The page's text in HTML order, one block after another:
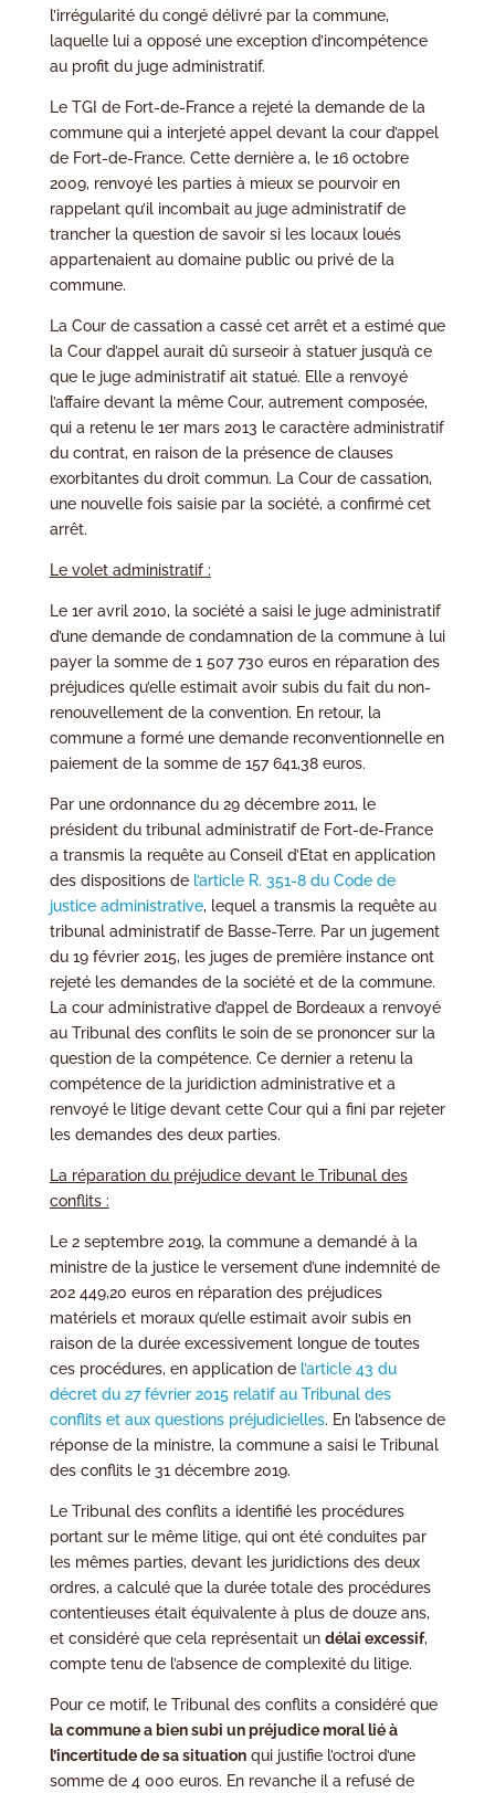
l’irrégularité du congé délivré par la commune,
laquelle lui a opposé une exception d’incompétence
au profit du juge administratif.
Le TGI de Fort-de-France a rejeté la demande de la
commune qui a interjeté appel devant la cour d’appel
de Fort-de-France. Cette dernière a, le 16 octobre
2009, renvoyé les parties à mieux se pourvoir en
rappelant qu’il incombait au juge administratif de
trancher la question de savoir si les locaux loués
appartenaient au domaine public ou privé de la
commune.
La Cour de cassation a cassé cet arrêt et a estimé que
la Cour d’appel aurait dû surseoir à statuer jusqu’à ce
que le juge administratif ait statué. Elle a renvoyé
l’affaire devant la même Cour, autrement composée,
qui a retenu le 1er mars 2013 le caractère administratif
du contrat, en raison de la présence de clauses
exorbitantes du droit commun. La Cour de cassation,
une nouvelle fois saisie par la société, a confirmé cet
arrêt.
Le volet administratif :
Le 1er avril 2010, la société a saisi le juge administratif
d’une demande de condamnation de la commune à lui
payer la somme de 1 507 730 euros en réparation des
préjudices qu’elle estimait avoir subis du fait du non-
renouvellement de la convention. En retour, la
commune a formé une demande reconventionnelle en
paiement de la somme de 157 641,38 euros.
Par une ordonnance du 29 décembre 2011, le
président du tribunal administratif de Fort-de-France
a transmis la requête au Conseil d’Etat en application
des dispositions del’article R. 351-8 du Code de
justice administrative, lequel a transmis la requête au
tribunal administratif de Basse-Terre. Par un jugement
du 19 février 2015, les juges de première instance ont
rejeté les demandes de la société et de la commune.
La cour administrative d’appel de Bordeaux a renvoyé
au Tribunal des conflits le soin de se prononcer sur la
question de la compétence. Ce dernier a retenu la
compétence de la juridiction administrative et a
renvoyé le litige devant cette Cour qui a fini par rejeter
les demandes des deux parties.
La réparation du préjudice devant le Tribunal des
conflits :
Le 2 septembre 2019, la commune a demandé à la
ministre de la justice le versement d’une indemnité de
202 449,20 euros en réparation des préjudices
matériels et moraux qu’elle estimait avoir subis en
raison de la durée excessivement longue de toutes
ces procédures, en application de l’article 43 du
décret du 27 février 2015 relatif au Tribunal des
conflits et aux questions préjudicielles. En l’absence de
réponse de la ministre, la commune a saisi le Tribunal
des conflits le 31 décembre 2019.
Le Tribunal des conflits a identifié les procédures
portant sur le même litige, qui ont été conduites par
les mêmes parties, devant les juridictions des deux
ordres, a calculé que la durée totale des procédures
contentieuses était équivalente à plus de douze ans,
et considéré que cela représentait un délai excessif,
compte tenu de l’absence de complexité du litige.
Pour ce motif, le Tribunal des conflits a considéré que
la commune a bien subi un préjudice moral lié à
l’incertitude de sa situationqui justifie l’octroi d’une
somme de 4 000 euros. En revanche il a refusé de